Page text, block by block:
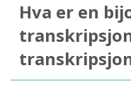
Hva er en